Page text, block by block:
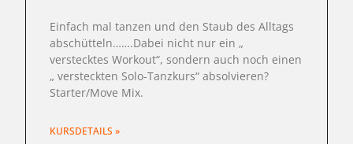
Einfach mal tanzen und den Staub des Alltags
abschütteln…….Dabei nicht nur ein „
verstecktes Workout“, sondern auch noch einen
„ versteckten Solo-Tanzkurs“ absolvieren?
Starter/Move Mix.
KURSDETAILS »